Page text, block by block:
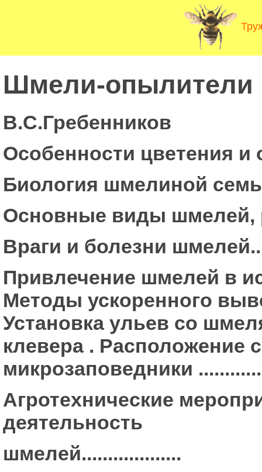
Шмели-опылители
B.C.Гребенников
Особенности цветения и
Биология шмелиной
Основные виды шмелей,
Враги и болезни
Привлечение шмелей в
Методы ускоренного
Установка ульев со
клевера . Расположение
микрозаповедники
Агротехнические
деятельность
шмелей...................